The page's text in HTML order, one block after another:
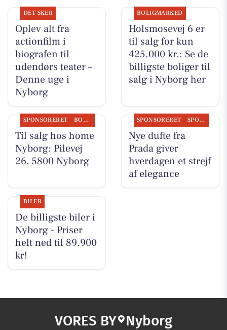
DET SKER
Oplev alt fra
actionfilm i
biografen til
udendørs teater –
Denne uge i
Nyborg
BOLIGMARKED
Holsmosevej 6 er
til salg for kun
425.000 kr.: Se de
billigste boliger til
salg i Nyborg her
SPONSORERET BOLIGMARKED
Til salg hos home
Nyborg: Pilevej
26, 5800 Nyborg
SPONSORERET SPONSORERET INDHOLD
Nye dufte fra
Prada giver
hverdagen et strejf
af elegance
BILER
De billigste biler i
Nyborg - Priser
helt ned til 89.900
kr!
VORES BY Nyborg